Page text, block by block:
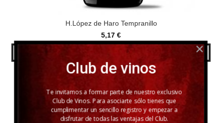
H.López de Haro Tempranillo
5,17 €
AÑADIR A CARRITO
Club de vinos
Te invitamos a formar parte de nuestro exclusivo
Club de Vinos. Para asociarte sólo tienes que
cumplimentar un sencillo registro y empezar a
disfrutar de todas las ventajas del Club.